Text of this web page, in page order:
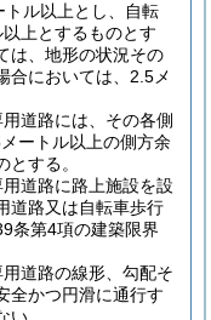
トル以上とし、自転
上とするものとす
は、地形の状況その
合においては、2.5メ
道路には、その各側
ートル以上の側方余
する。
道路に路上施設を設
道路又は自転車歩行
条第4項の建築限界
道路の線形、勾配そ
全かつ円滑に通行す